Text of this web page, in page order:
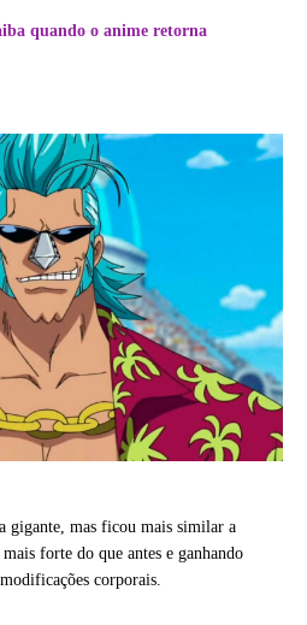
quando o anime retorna
gigante, mas ficou mais similar a
forte do que antes e ganhando
corporais.